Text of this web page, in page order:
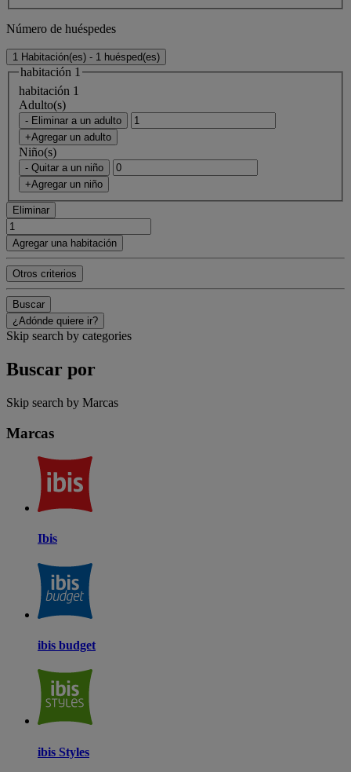
Número de huéspedes
1 Habitación(es) - 1 huésped(es)
habitación 1
habitación 1
Adulto(s)
- Eliminar a un adulto
+Agregar un adulto
Niño(s)
- Quitar a un niño
+Agregar un niño
Eliminar
Agregar una habitación
Otros criterios
Buscar
¿Adónde quiere ir?
Skip search by categories
Buscar por
Skip search by Marcas
Marcas
Ibis
ibis budget
ibis Styles